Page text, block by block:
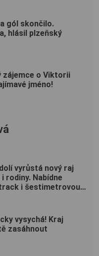
gól skončilo.
hlásil plzeňský
zájemce o Viktorii
jméno!
vyrůstá nový raj
rodiny. Nabídne
i šestimetrovou
vysychá! Kraj
zasáhnout